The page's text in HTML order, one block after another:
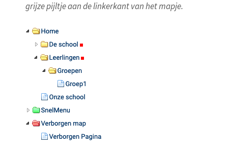
grijze pijltje aan de linkerkant van het mapje.